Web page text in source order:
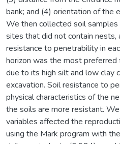
bank; and (4) orientation of the
We then collected soil
sites that did not contain nests,
resistance to penetrability in
horizon was the most
due to its high silt and low clay
excavation. Soil resistance to
physical characteristics of the
the soils are more resistant.
variables affected the
using the Mark program with